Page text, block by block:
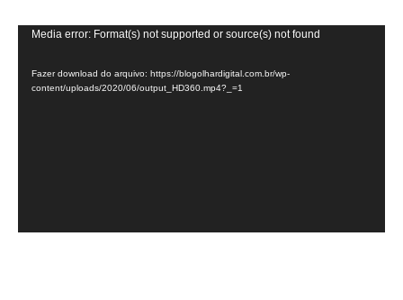
Tocador
vídeo
Media error: Format(s) not supported or source(s) not found
Fazer download do arquivo: https://blogolhardigital.com.br/wp-
content/uploads/2020/06/output_HD360.mp4?_=1